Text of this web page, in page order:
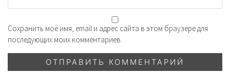
Сохранить моё имя, email и адрес сайта в этом браузере для
последующих моих комментариев.